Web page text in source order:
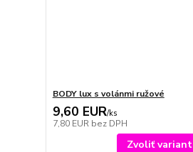
BODY lux s volánmi ružové
9,60 EUR/ks
7,80 EUR bez DPH
Zvoliť variant